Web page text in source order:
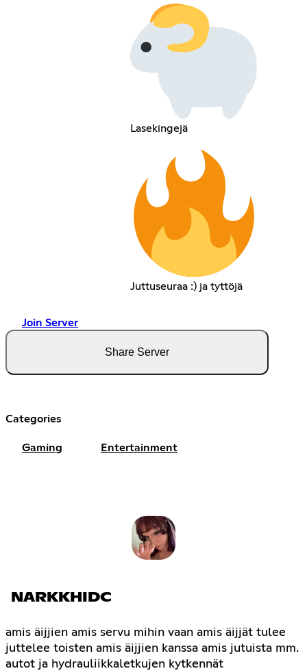
Lasekingejä
Juttuseuraa :) ja tyttöjä
Join Server
Share Server
Categories
Gaming Entertainment
NARKKHIDC
amis äijjien amis servu mihin vaan amis äijjät tulee
juttelee toisten amis äijjien kanssa amis jutuista mm.
autot ja hydrauliikkaletkujen kytkennät